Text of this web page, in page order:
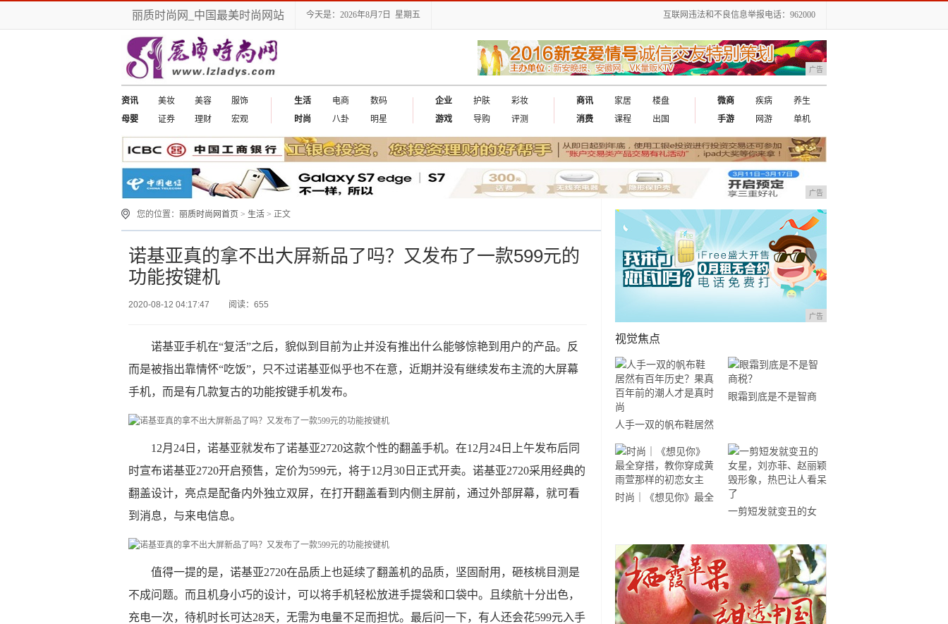
丽质时尚网_中国最美时尚网站 今天是：2026年8月7日 星期五 互联网违法和不良信息举报电话：962000
广告
资讯 美妆 美容
服饰
母婴
证券 理财 宏观
生活 电商
数码
时尚
八卦 明星
企业 护肤
彩妆
游戏
导购 评测
商讯 家居
楼盘
消费
课程 出国
微商 疾病
养生
手游
网游 单机
广告
您的位置： 丽质时尚网首页 > 生活 > 正文
诺基亚真的拿不出大屏新品了吗？又发布了一款599元的
功能按键机
2020-08-12 04:17:47 阅读：655
诺基亚手机在“复活”之后，貌似到目前为止并没有推出什么能够惊艳到用户的产品。反
而是被指出靠情怀“吃饭”，只不过诺基亚似乎也不在意，近期并没有继续发布主流的大屏幕
手机，而是有几款复古的功能按键手机发布。
12月24日，诺基亚就发布了诺基亚2720这款个性的翻盖手机。在12月24日上午发布后同
时宣布诺基亚2720开启预售，定价为599元，将于12月30日正式开卖。诺基亚2720采用经典的
翻盖设计，亮点是配备内外独立双屏，在打开翻盖看到内侧主屏前，通过外部屏幕，就可看
到消息，与来电信息。
值得一提的是，诺基亚2720在品质上也延续了翻盖机的品质，坚固耐用，砸核桃目测是
不成问题。而且机身小巧的设计，可以将手机轻松放进手提袋和口袋中。且续航十分出色，
充电一次，待机时长可达28天，无需为电量不足而担忧。最后问一下，有人还会花599元入手
广告
视觉焦点
人手一双的帆布鞋居然
有百年历史？果真百年
前的潮人才是真时尚
眼霜到底是不是智商
时尚｜《想见你》最全
一剪短发就变丑的女
形象，热巴让人看呆了